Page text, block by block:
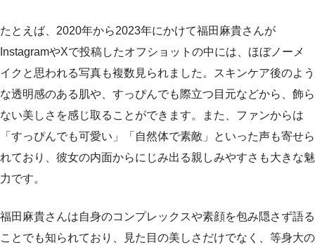
たとえば、2020年から2023年にかけて福田麻貴さんが
InstagramやXで投稿したオフショットの中には、ほぼノーメ
イクと思われる写真も複数見られました。スキンケア後のよう
な透明感のある肌や、すっぴんでも際立つ目元などから、飾ら
ない美しさを感じ取ることができます。また、ファンからは
「すっぴんでも可愛い」「自然体で素敵」といった声も寄せら
れており、彼女の内面からにじみ出る親しみやすさも大きな魅
力です。
福田麻貴さんは自身のコンプレックスや素顔を包み隠さず語る
ことでも知られており、見た目の美しさだけでなく、等身大の